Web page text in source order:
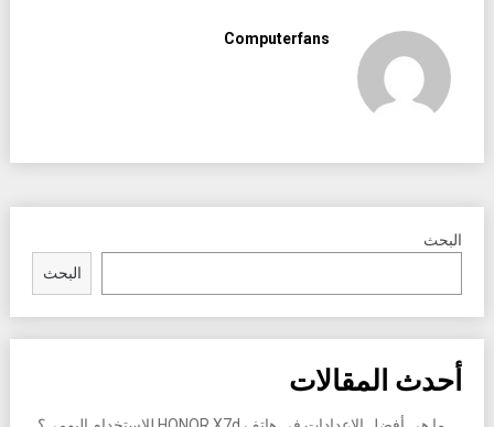
Computerfans
البحث
البحث
أحدث المقالات